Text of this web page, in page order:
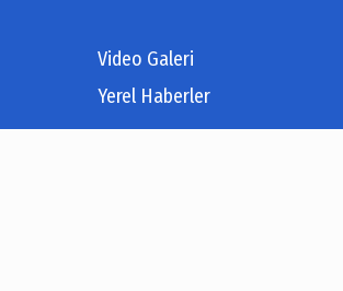
Video Galeri
Yerel Haberler